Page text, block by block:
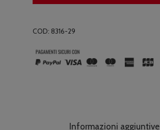
COD: 8316-29
Informazioni aggiuntive